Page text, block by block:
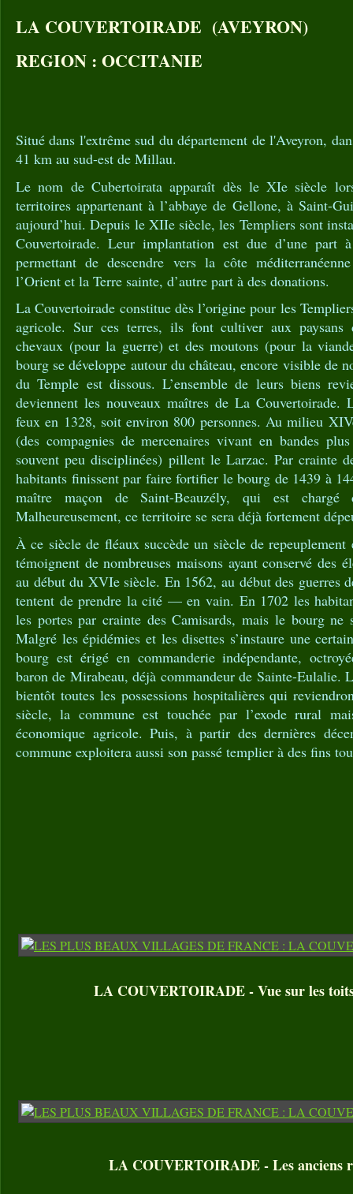
LA COUVERTOIRADE (AVEYRON)
REGION : OCCITANIE
Situé dans l'extrême sud du département de l'Aveyron,
41 km au sud-est de Millau.
Le nom de Cubertoirata apparaît dès le XIe siècle
territoires appartenant à l’abbaye de Gellone, à Saint-
aujourd’hui. Depuis le XIIe siècle, les Templiers sont
Couvertoirade. Leur implantation est due d’une part
permettant de descendre vers la côte
l’Orient et la Terre sainte, d’autre part à des donations.
La Couvertoirade constitue dès l’origine pour les
agricole. Sur ces terres, ils font cultiver aux paysans
chevaux (pour la guerre) et des moutons (pour la
bourg se développe autour du château, encore visible de
du Temple est dissous. L’ensemble de leurs biens
deviennent les nouveaux maîtres de La Couvertoirade.
feux en 1328, soit environ 800 personnes. Au milieu
(des compagnies de mercenaires vivant en bandes
souvent peu disciplinées) pillent le Larzac. Par crainte
habitants finissent par faire fortifier le bourg de 1439 à
maître maçon de Saint-Beauzély, qui est chargé
Malheureusement, ce territoire se sera déjà fortement
À ce siècle de fléaux succède un siècle de
témoignent de nombreuses maisons ayant conservé des
au début du XVIe siècle. En 1562, au début des guerres
tentent de prendre la cité — en vain. En 1702 les
les portes par crainte des Camisards, mais le bourg ne
Malgré les épidémies et les disettes s’instaure une
bourg est érigé en commanderie indépendante,
baron de Mirabeau, déjà commandeur de Sainte-Eulalie.
bientôt toutes les possessions hospitalières qui
siècle, la commune est touchée par l’exode rural
économique agricole. Puis, à partir des dernières
commune exploitera aussi son passé templier à des fins
LA COUVERTOIRADE - Vue sur les
LA COUVERTOIRADE - Les anciens